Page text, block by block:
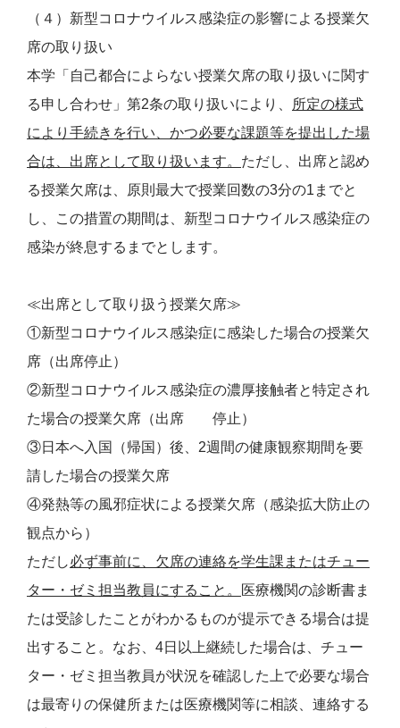
（４）新型コロナウイルス感染症の影響による授業欠
席の取り扱い
本学「自己都合によらない授業欠席の取り扱いに関す
る申し合わせ」第2条の取り扱いにより、
所定の様式
により手続きを行い、かつ必要な課題等を提出した場
合は、出席として取り扱います。 ただし、出席と認め
る授業欠席は、原則最大で授業回数の3分の1までと
し、この措置の期間は、新型コロナウイルス感染症の
感染が終息するまでとします。
≪出席として取り扱う授業欠席≫
①新型コロナウイルス感染症に感染した場合の授業欠
席（出席停止）
②新型コロナウイルス感染症の濃厚接触者と特定され
た場合の授業欠席（出席 停止）
③日本へ入国（帰国）後、2週間の健康観察期間を要
請した場合の授業欠席
④発熱等の風邪症状による授業欠席（感染拡大防止の
観点から）
ただし必ず事前に、欠席の連絡を学生課またはチュー
ター・ゼミ担当教員にすること。
医療機関の診断書ま
たは受診したことがわかるものが提示できる場合は提
出すること。なお、4日以上継続した場合は、チュー
ター・ゼミ担当教員が状況を確認した上で必要な場合
は最寄りの保健所または医療機関等に相談、連絡する